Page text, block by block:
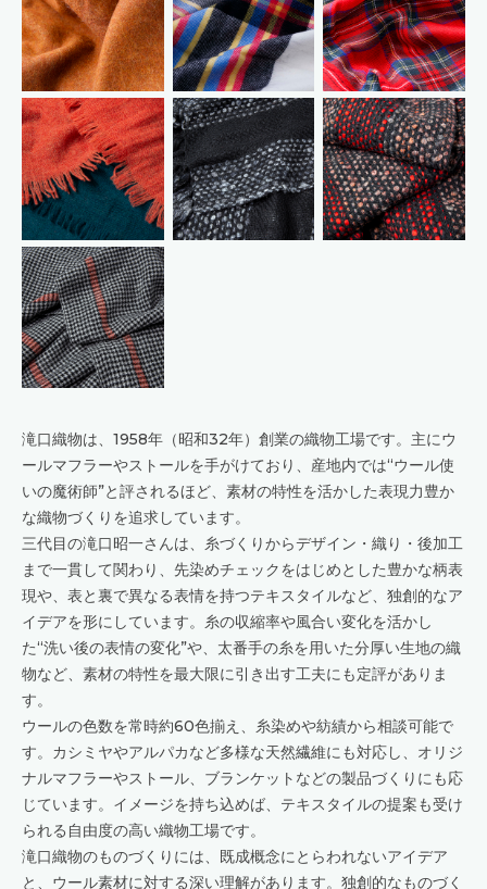
滝口織物は、1958年（昭和32年）創業の織物工場です。主にウ
ールマフラーやストールを手がけており、産地内では“ウール使
いの魔術師”と評されるほど、素材の特性を活かした表現力豊か
な織物づくりを追求しています。
三代目の滝口昭一さんは、糸づくりからデザイン・織り・後加工
まで一貫して関わり、先染めチェックをはじめとした豊かな柄表
現や、表と裏で異なる表情を持つテキスタイルなど、独創的なア
イデアを形にしています。糸の収縮率や風合い変化を活かし
た“洗い後の表情の変化”や、太番手の糸を用いた分厚い生地の織
物など、素材の特性を最大限に引き出す工夫にも定評がありま
す。
ウールの色数を常時約60色揃え、糸染めや紡績から相談可能で
す。カシミヤやアルパカなど多様な天然繊維にも対応し、オリジ
ナルマフラーやストール、ブランケットなどの製品づくりにも応
じています。イメージを持ち込めば、テキスタイルの提案も受け
られる自由度の高い織物工場です。
滝口織物のものづくりには、既成概念にとらわれないアイデア
と、ウール素材に対する深い理解があります。独創的なものづく